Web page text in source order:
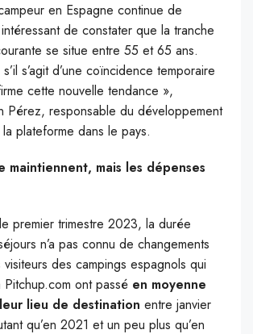
en Espagne continue de
de constater que la tranche
se situe entre 55 et 65 ans.
s’agit d’une coïncidence temporaire
cette nouvelle tendance »,
Pérez, responsable du développement
plateforme dans le pays.
maintiennent, mais les dépenses
premier trimestre 2023, la durée
n’a pas connu de changements
des campings espagnols qui
ont passé en moyenne
lieu de destination entre janvier
qu’en 2021 et un peu plus qu’en